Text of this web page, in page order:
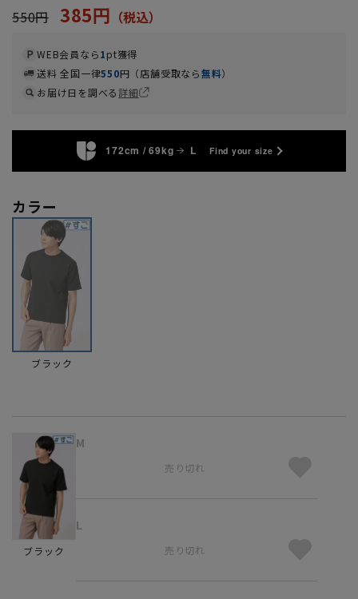
550円 385円
WEB会員なら1pt獲得
送料 全国一律550円（店舗受取なら無料）
お届け日を調べる詳細
172cm / 69kg L Find your size
カラー
ブラック
ブラック
M
売り切れ
L
売り切れ